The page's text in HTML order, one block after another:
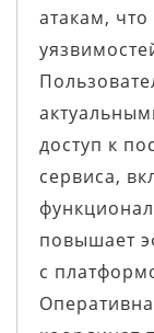
атакам,
доступ к
сервиса,
повышает
с